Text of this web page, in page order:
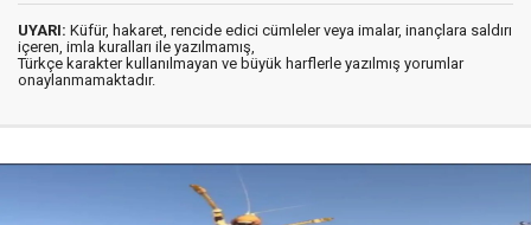
UYARI: Küfür, hakaret, rencide edici cümleler veya imalar, inançlara saldırı
içeren, imla kuralları ile yazılmamış,
Türkçe karakter kullanılmayan ve büyük harflerle yazılmış yorumlar
onaylanmamaktadır.